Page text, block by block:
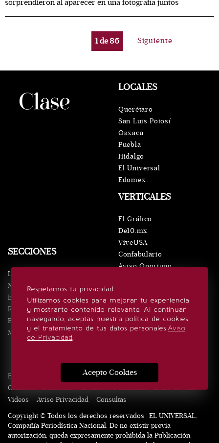
sorprendieron al aparecer en una fotografía juntos
1de86 Siguiente
Respetamos tu privacidad
Utilizamos cookies para mejorar tu experiencia
y mostrarte contenido relevante. Al continuar
navegando, aceptas nuestra política de cookies
y el tratamiento de tus datos personales.Aviso
de Privacidad.
Acepto Cookies
SECCIONES
Inicio
Noticias
Eventos
Realeza
Estilo de vida
Minuto x Minuto
VERTICALES
El Gráfico
De10.mx
ViveUSA
Confabulario
Aviso Oportuno
LOCALES
Querétaro
San Luis Potosí
Oaxaca
Puebla
Hidalgo
El Universal
Edomex
SÍGUENOS
Edición Impresa Noticias Quiénes somos
Contacto
Directorio Eventos Publicidad
Estilo de vida
Videos
Aviso Privacidad
Consultas
Copyright © Todos los derechos reservados | EL UNIVERSAL,
Compañía Periodística Nacional. De no existir previa
autorización, queda expresamente prohibida la Publicación,